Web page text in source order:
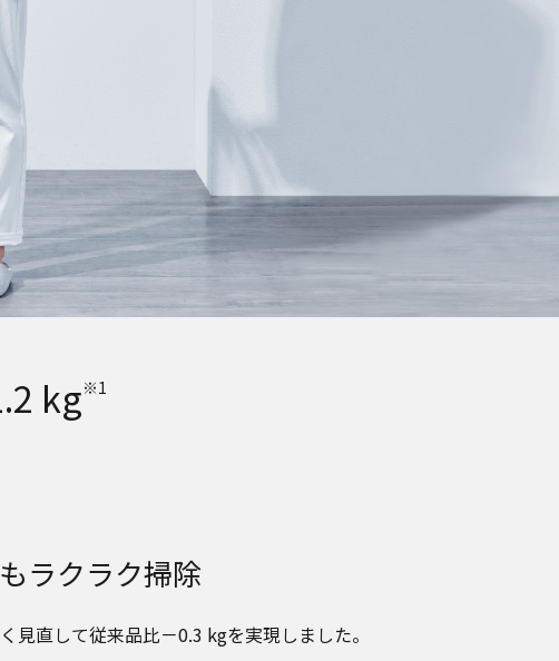
kg※1
ラクラク掃除
直して従来品比－0.3 kgを実現しました。